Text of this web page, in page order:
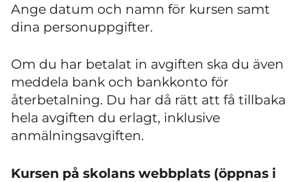
Ange datum och namn för kursen samt
dina personuppgifter.
Om du har betalat in avgiften ska du även
meddela bank och bankkonto för
återbetalning. Du har då rätt att få tillbaka
hela avgiften du erlagt, inklusive
anmälningsavgiften.
Kursen på skolans webbplats (öppnas i